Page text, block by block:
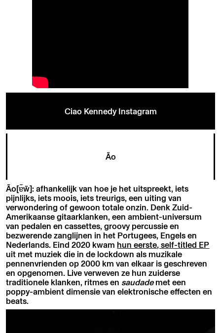
Ciao Kennedy Instagram
Ão
Ão[ɐ͂w̃]: afhankelijk van hoe je het uitspreekt, iets
pijnlijks, iets moois, iets treurigs, een uiting van
verwondering of gewoon totale onzin. Denk Zuid-
Amerikaanse gitaarklanken, een ambient-universum
van pedalen en cassettes, groovy percussie en
bezwerende zanglijnen in het Portugees, Engels en
Nederlands. Eind 2020 kwam hun eerste, self-titled EP
uit met muziek die in de lockdown als muzikale
pennenvrienden op 2000 km van elkaar is geschreven
en opgenomen. Live verweven ze hun zuiderse
traditionele klanken, ritmes en saudademet een
poppy-ambient dimensie van elektronische effecten en
beats.